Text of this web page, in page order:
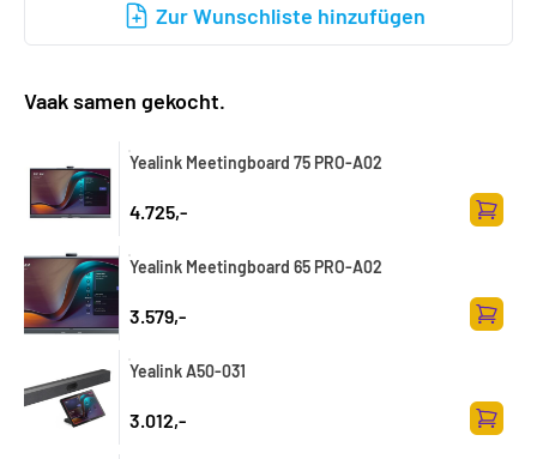
Zur Wunschliste hinzufügen
Vaak samen gekocht.
Yealink Meetingboard 75 PRO-A02
4.725,-
Zum
Yealink Meetingboard 65 PRO-A02
3.579,-
Zum
Yealink A50-031
3.012,-
Zum